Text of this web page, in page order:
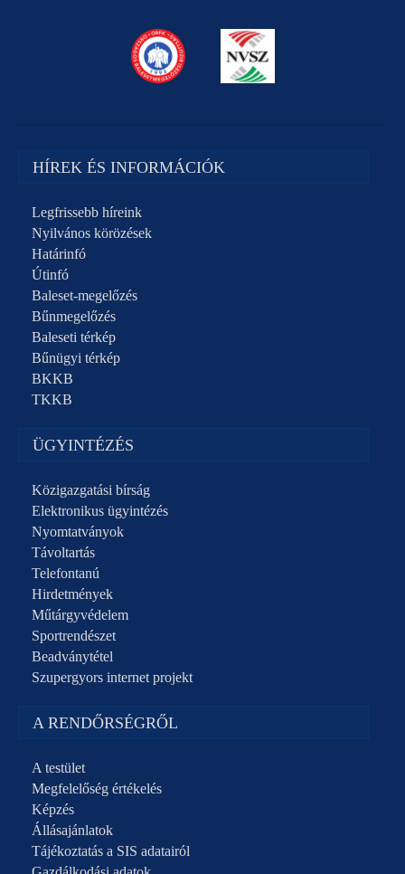
HÍREK ÉS INFORMÁCIÓK
Legfrissebb híreink
Nyilvános körözések
Határinfó
Útinfó
Baleset-megelőzés
Bűnmegelőzés
Baleseti térkép
Bűnügyi térkép
BKKB
TKKB
ÜGYINTÉZÉS
Közigazgatási bírság
Elektronikus ügyintézés
Nyomtatványok
Távoltartás
Telefontanú
Hirdetmények
Műtárgyvédelem
Sportrendészet
Beadványtétel
Szupergyors internet projekt
A RENDŐRSÉGRŐL
A testület
Megfelelőség értékelés
Képzés
Állásajánlatok
Tájékoztatás a SIS adatairól